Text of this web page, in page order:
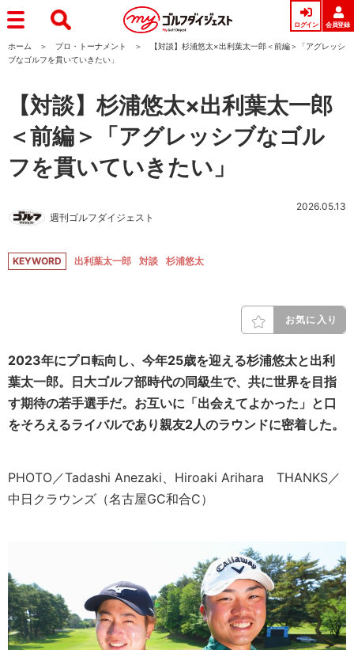
ログイン 会員登録
ホーム プロ・トーナメント
【対談】杉浦悠太×出利葉太一郎＜前編＞「アグレッシ
ブなゴルフを貫いていきたい」
【対談】杉浦悠太×出利葉太一郎
＜前編＞「アグレッシブなゴル
フを貫いていきたい」
週刊ゴルフダイジェスト
2026.05.13
KEYWORD 出利葉太一郎 対談 杉浦悠太
お気に入り
2023年にプロ転向し、今年25歳を迎える杉浦悠太と出利
葉太一郎。日大ゴルフ部時代の同級生で、共に世界を目指
す期待の若手選手だ。お互いに「出会えてよかった」と口
をそろえるライバルであり親友2人のラウンドに密着した。
PHOTO／Tadashi Anezaki、Hiroaki Arihara THANKS／
中日クラウンズ（名古屋GC和合C）